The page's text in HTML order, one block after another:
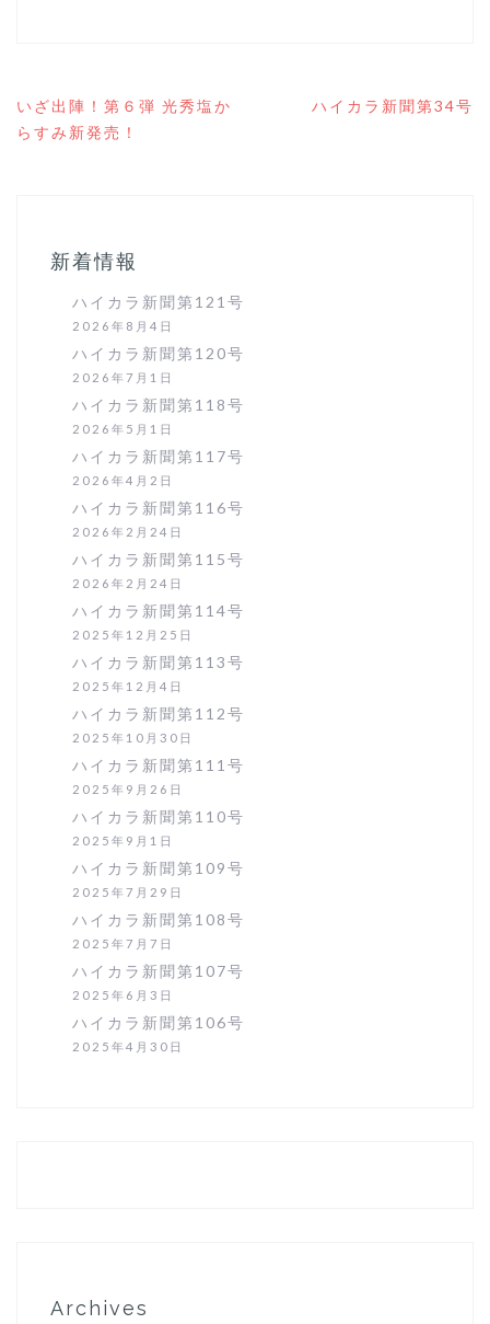
投
稿
ナ
いざ出陣！第６弾 光秀塩か
らすみ新発売！
ハイカラ新聞第34号
新着情報
ハイカラ新聞第121号
2026年8月4日
ハイカラ新聞第120号
2026年7月1日
ハイカラ新聞第118号
2026年5月1日
ハイカラ新聞第117号
2026年4月2日
ハイカラ新聞第116号
2026年2月24日
ハイカラ新聞第115号
2026年2月24日
ハイカラ新聞第114号
2025年12月25日
ハイカラ新聞第113号
2025年12月4日
ハイカラ新聞第112号
2025年10月30日
ハイカラ新聞第111号
2025年9月26日
ハイカラ新聞第110号
2025年9月1日
ハイカラ新聞第109号
2025年7月29日
ハイカラ新聞第108号
2025年7月7日
ハイカラ新聞第107号
2025年6月3日
ハイカラ新聞第106号
2025年4月30日
Archives